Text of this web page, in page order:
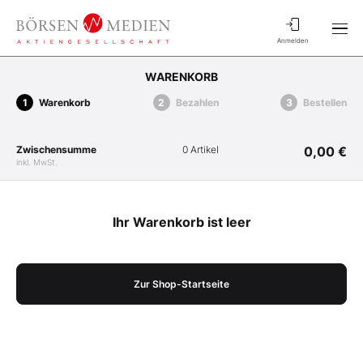
Anmelden
WARENKORB
Warenkorb Bezahlen Bestellen
Zwischensumme
inkl. MwSt.
0 Artikel 0,00 €
Ihr Warenkorb ist leer
Zur Shop-Startseite